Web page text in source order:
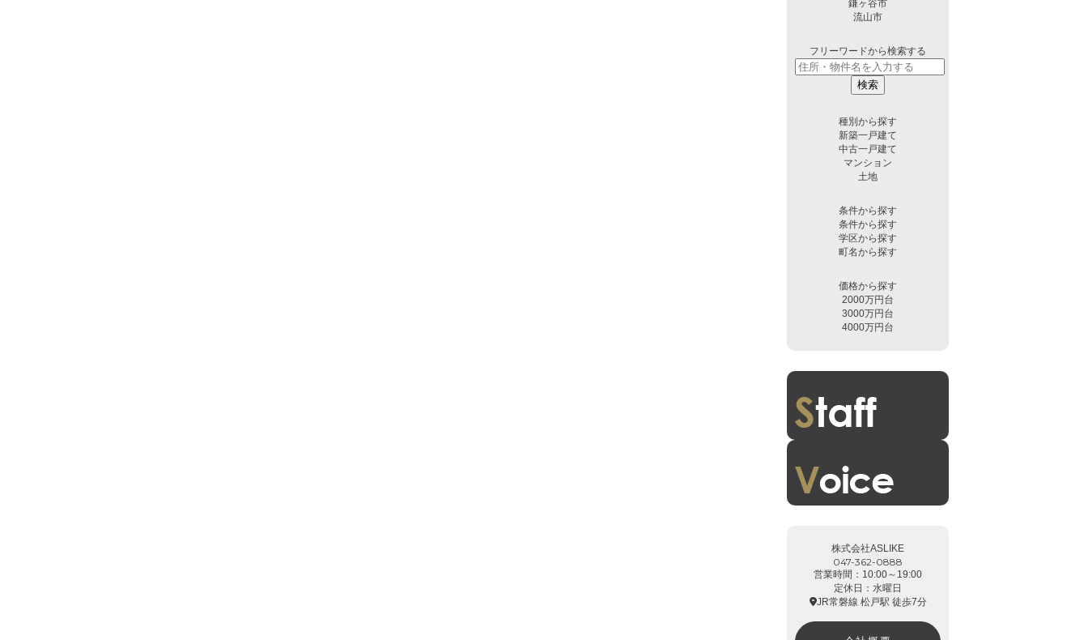
鎌ヶ谷市
流山市
フリーワードから検索する
検索
種別から探す
新築一戸建て
中古一戸建て
マンション
土地
条件から探す
条件から探す
学区から探す
町名から探す
価格から探す
2000万円台
3000万円台
4000万円台
株式会社ASLIKE
047-362-0888
営業時間：10:00～19:00
定休日：水曜日
JR常磐線 松戸駅 徒歩7分